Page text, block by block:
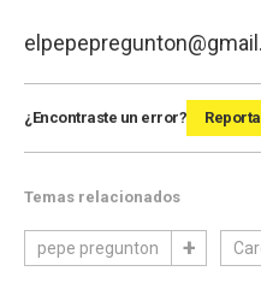
¿Encontraste un error?
Temas relacionados
pepe pregunton